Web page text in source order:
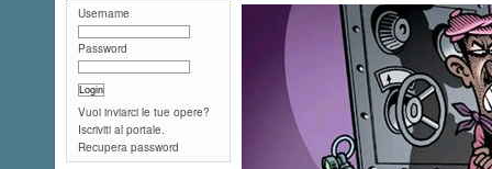
Username
Password
Vuoi inviarci le tue opere?
Iscriviti al portale.
Recupera password